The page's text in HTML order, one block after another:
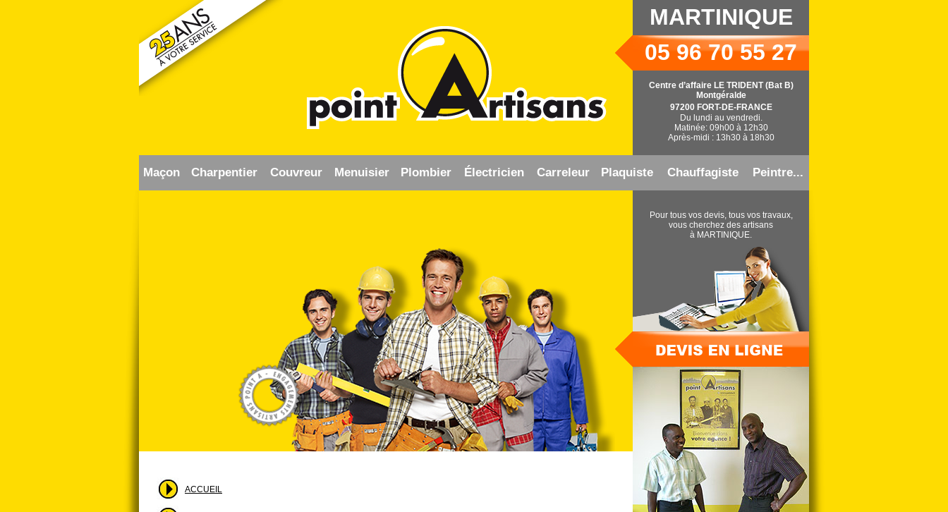
MARTINIQUE
05 96 70 55 27
Centre d’affaire LE TRIDENT (Bat B)
Montgéralde
97200 FORT-DE-FRANCE
Du lundi au vendredi.
Matinée: 09h00 à 12h30
Après-midi : 13h30 à 18h30
Maçon Charpentier Couvreur Menuisier Plombier Électricien Carreleur Plaquiste Chauffagiste Peintre...
ACCUEIL
Pour tous vos devis, tous vos travaux,
vous cherchez des artisans
à MARTINIQUE.